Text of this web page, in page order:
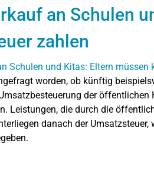
an Schulen
zahlen
worden, ob künftig
der
Leistungen, die durch die
danach der